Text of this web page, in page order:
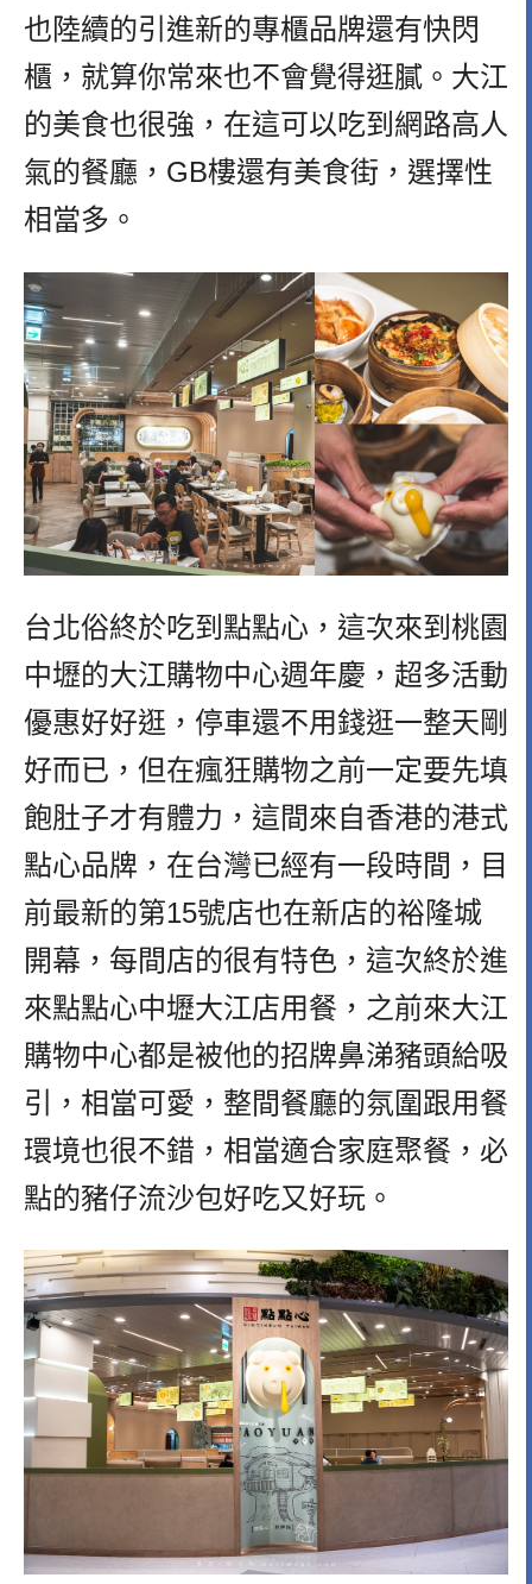
也陸續的引進新的專櫃品牌還有快閃
櫃，就算你常來也不會覺得逛膩。大江
的美食也很強，在這可以吃到網路高人
氣的餐廳，GB樓還有美食街，選擇性
相當多。
台北俗終於吃到點點心，這次來到桃園
中壢的大江購物中心週年慶，超多活動
優惠好好逛，停車還不用錢逛一整天剛
好而已，但在瘋狂購物之前一定要先填
飽肚子才有體力，這間來自香港的港式
點心品牌，在台灣已經有一段時間，目
前最新的第15號店也在新店的裕隆城
開幕，每間店的很有特色，這次終於進
來點點心中壢大江店用餐，之前來大江
購物中心都是被他的招牌鼻涕豬頭給吸
引，相當可愛，整間餐廳的氛圍跟用餐
環境也很不錯，相當適合家庭聚餐，必
點的豬仔流沙包好吃又好玩。